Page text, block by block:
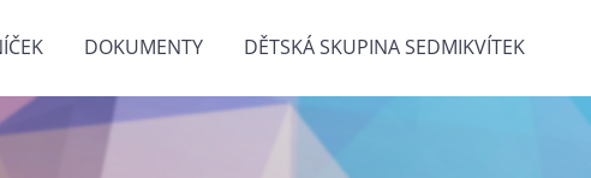
DOKUMENTY DĚTSKÁ SKUPINA SEDMIKVÍTEK